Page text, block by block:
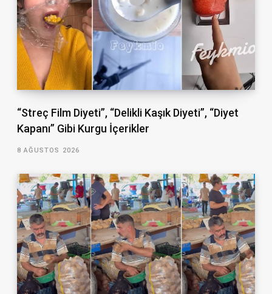
“Streç Film Diyeti”, “Delikli Kaşık Diyeti”, “Diyet
Kapanı” Gibi Kurgu İçerikler
8 AĞUSTOS 2026